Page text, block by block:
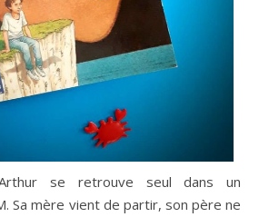
se retrouve seul dans un
Sa mère vient de partir, son père ne